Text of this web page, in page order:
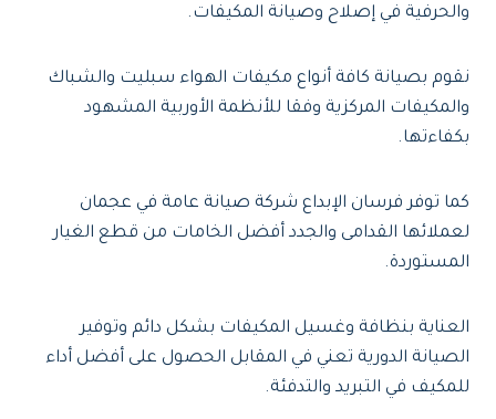
والحرفية في إصلاح وصيانة المكيفات.
نقوم بصيانة كافة أنواع مكيفات الهواء سبليت والشباك
والمكيفات المركزية وفقا للأنظمة الأوربية المشهود
بكفاءتها.
كما توفر فرسان الإبداع شركة صيانة عامة في عجمان
لعملائها القدامى والجدد أفضل الخامات من قطع الغيار
المستوردة.
العناية بنظافة وغسيل المكيفات بشكل دائم وتوفير
الصيانة الدورية تعني في المقابل الحصول على أفضل أداء
للمكيف في التبريد والتدفئة.